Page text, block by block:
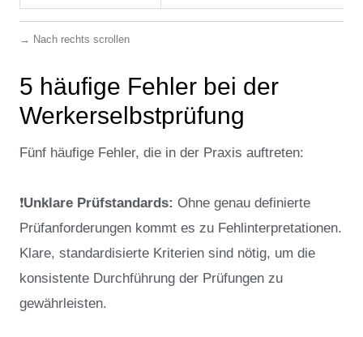
→ Nach rechts scrollen
5 häufige Fehler bei der
Werkerselbstprüfung
Fünf häufige Fehler, die in der Praxis auftreten:
❗Unklare Prüfstandards: Ohne genau definierte
Prüfanforderungen kommt es zu Fehlinterpretationen.
Klare, standardisierte Kriterien sind nötig, um die
konsistente Durchführung der Prüfungen zu
gewährleisten.